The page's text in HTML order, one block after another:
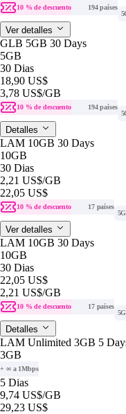
10 % de descuento
194 países
Ver detalles
GLB 5GB 30 Days
5GB
30 Dias
18,90 US$
3,78 US$/GB
10 % de descuento
194 países
Detalles
LAM 10GB 30 Days
10GB
30 Dias
2,21 US$/GB
22,05 US$
10 % de descuento
17 países
5G
Ver detalles
LAM 10GB 30 Days
10GB
30 Dias
22,05 US$
2,21 US$/GB
10 % de descuento
17 países
5G
Detalles
LAM Unlimited 3GB 5
3GB
+ ∞ a 1Mbps
5 Dias
9,74 US$/GB
29,23 US$